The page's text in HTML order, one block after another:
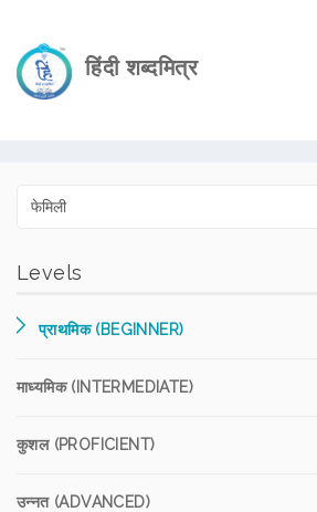
हिंदी शब्दमित्र
Levels
प्राथमिक (BEGINNER)
माध्यमिक (INTERMEDIATE)
कुशल (PROFICIENT)
उन्नत (ADVANCED)